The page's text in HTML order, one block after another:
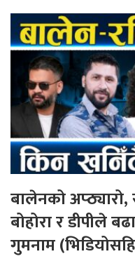
बालेनको अप्ठ्यारो,
बोहोरा र डीपीले
गुमनाम